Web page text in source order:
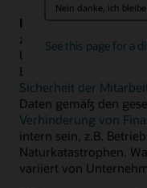
Nein danke, ich bleibe
See this page for a
Enterprise Risk
zum Management von
Unternehmensrisiko
Bedenken umfassen,
Sicherheit der
Daten gemäß den
Verhinderung von
intern sein, z.B.
Naturkatastrophen.
variiert von